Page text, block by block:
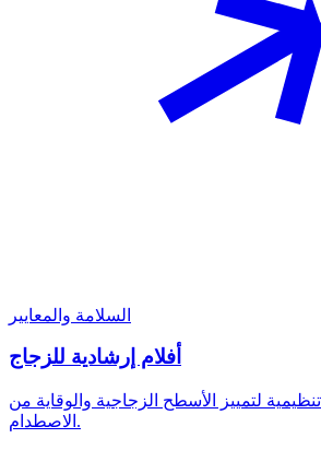
السلامة والمعايير
أفلام إرشادية للزجاج
لتمييز الأسطح الزجاجية والوقاية من
الاصطدام.